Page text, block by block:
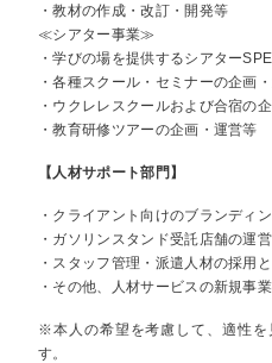
・教材の作成・改訂・開発等
≪シアター事業≫
・学びの場を提供するシアター
・各種スクール・セミナーの企画
・ウクレレスクールおよび合宿の
・教育研修ツアーの企画・運営等
【人材サポート部門】
・クライアント向けのブランディ
・ガソリンスタンド受託店舗の運営
・スタッフ管理・派遣人材の採用
・その他、人材サービスの新規事
※本人の希望を考慮して、適性を
す。